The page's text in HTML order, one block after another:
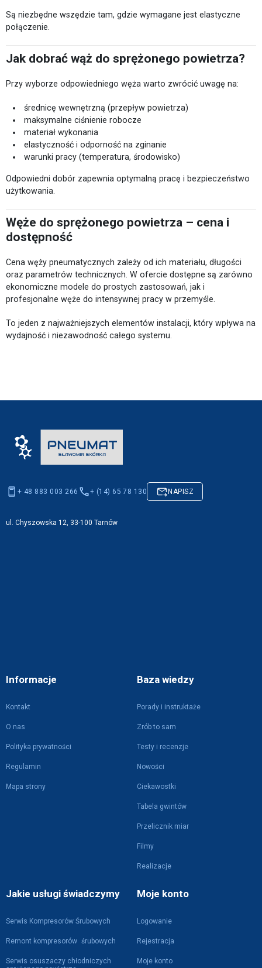
Są niezbędne wszędzie tam, gdzie wymagane jest elastyczne
połączenie.
Jak dobrać wąż do sprężonego powietrza?
Przy wyborze odpowiedniego węża warto zwrócić uwagę na:
średnicę wewnętrzną (przepływ powietrza)
maksymalne ciśnienie robocze
materiał wykonania
elastyczność i odporność na zginanie
warunki pracy (temperatura, środowisko)
Odpowiedni dobór zapewnia optymalną pracę i bezpieczeństwo
użytkowania.
Węże do sprężonego powietrza – cena i
dostępność
Cena węży pneumatycznych zależy od ich materiału, długości
oraz parametrów technicznych. W ofercie dostępne są zarówno
ekonomiczne modele do prostych zastosowań, jak i
profesjonalne węże do intensywnej pracy w przemyśle.
To jeden z najważniejszych elementów instalacji, który wpływa na
wydajność i niezawodność całego systemu.
Informacje
Kontakt
O nas
Polityka prywatności
Regulamin
Mapa strony
Baza wiedzy
Porady i instruktaże
Zrób to sam
Testy i recenzje
Nowości
Ciekawostki
Tabela gwintów
Przelicznik miar
Filmy
Realizacje
Jakie usługi świadczymy
Serwis Kompresorów Śrubowych
Remont kompresorów śrubowych
Serwis osuszaczy chłodniczych
Moje konto
Logowanie
Rejestracja
Moje konto
+ 48 883 003 266 + (14) 65 78 130 NAPISZ
ul. Chyszowska 12, 33-100 Tarnów